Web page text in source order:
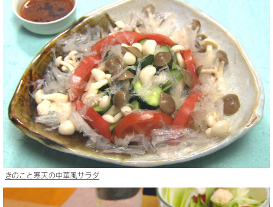
きのこと寒天の中華風サラダ